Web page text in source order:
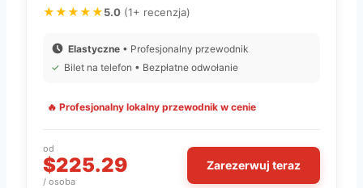
★★★★★5.0 (1+ recenzja)
Elastyczne • Profesjonalny przewodnik
✓ Bilet na telefon • Bezpłatne odwołanie
🔥 Profesjonalny lokalny przewodnik w cenie
od
$225.29
/ osoba
Zarezerwuj teraz